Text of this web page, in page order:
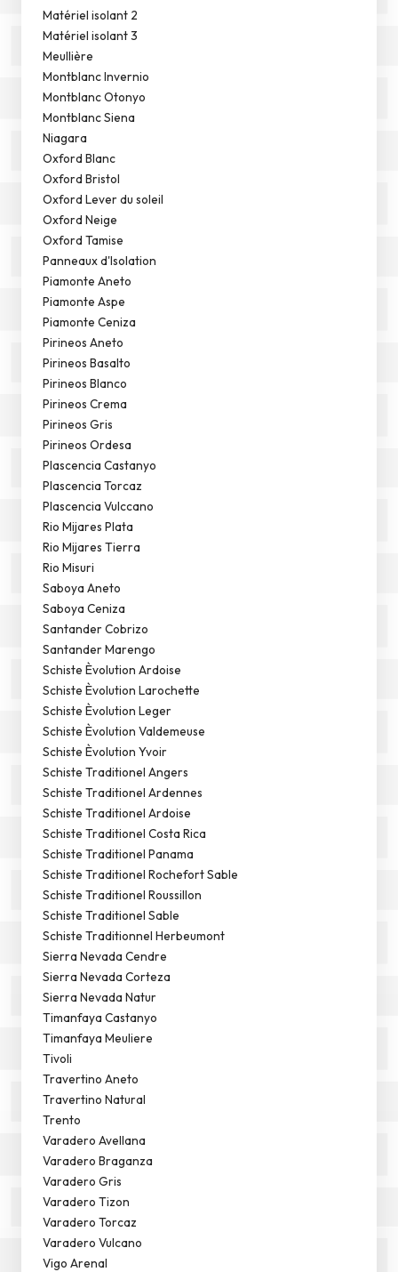
Matériel isolant 2
Matériel isolant 3
Meullière
Montblanc Invernio
Montblanc Otonyo
Montblanc Siena
Niagara
Oxford Blanc
Oxford Bristol
Oxford Lever du soleil
Oxford Neige
Oxford Tamise
Panneaux d'Isolation
Piamonte Aneto
Piamonte Aspe
Piamonte Ceniza
Pirineos Aneto
Pirineos Basalto
Pirineos Blanco
Pirineos Crema
Pirineos Gris
Pirineos Ordesa
Plascencia Castanyo
Plascencia Torcaz
Plascencia Vulccano
Rio Mijares Plata
Rio Mijares Tierra
Rio Misuri
Saboya Aneto
Saboya Ceniza
Santander Cobrizo
Santander Marengo
Schiste Èvolution Ardoise
Schiste Èvolution Larochette
Schiste Èvolution Leger
Schiste Èvolution Valdemeuse
Schiste Èvolution Yvoir
Schiste Traditionel Angers
Schiste Traditionel Ardennes
Schiste Traditionel Ardoise
Schiste Traditionel Costa Rica
Schiste Traditionel Panama
Schiste Traditionel Rochefort Sable
Schiste Traditionel Roussillon
Schiste Traditionel Sable
Schiste Traditionnel Herbeumont
Sierra Nevada Cendre
Sierra Nevada Corteza
Sierra Nevada Natur
Timanfaya Castanyo
Timanfaya Meuliere
Tivoli
Travertino Aneto
Travertino Natural
Trento
Varadero Avellana
Varadero Braganza
Varadero Gris
Varadero Tizon
Varadero Torcaz
Varadero Vulcano
Vigo Arenal